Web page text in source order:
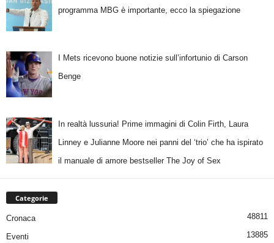
programma MBG è importante, ecco la spiegazione
I Mets ricevono buone notizie sull’infortunio di Carson
Benge
In realtà lussuria! Prime immagini di Colin Firth, Laura
Linney e Julianne Moore nei panni del ‘trio’ che ha ispirato
il manuale di amore bestseller The Joy of Sex
Categorie
Cronaca 48811
Eventi 13885